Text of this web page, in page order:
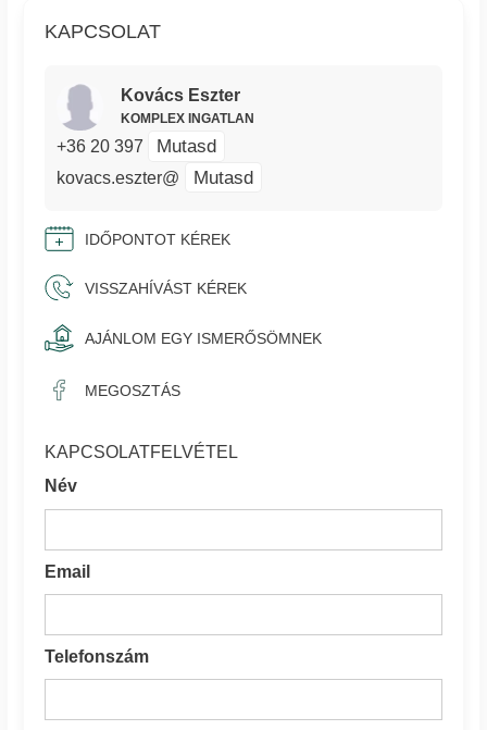
KAPCSOLAT
Kovács Eszter
KOMPLEX INGATLAN
+36 20 397 Mutasd
kovacs.eszter@ Mutasd
IDŐPONTOT KÉREK
VISSZAHÍVÁST KÉREK
AJÁNLOM EGY ISMERŐSÖMNEK
MEGOSZTÁS
KAPCSOLATFELVÉTEL
Név
Email
Telefonszám